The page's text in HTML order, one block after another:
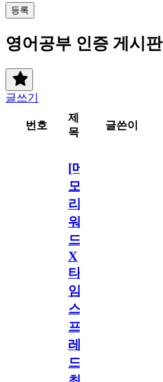
등록
영어공부 인증 게시판
글쓰기
번호
제
목
글쓴이
[메
모
리
워
드
X
타
임
스
프
레
드]